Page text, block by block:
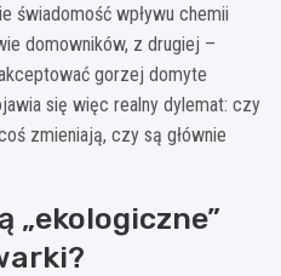
świadomość wpływu chemii
domowników, z drugiej –
gorzej domyte
się więc realny dylemat: czy
zmieniają, czy są głównie
„ekologiczne”